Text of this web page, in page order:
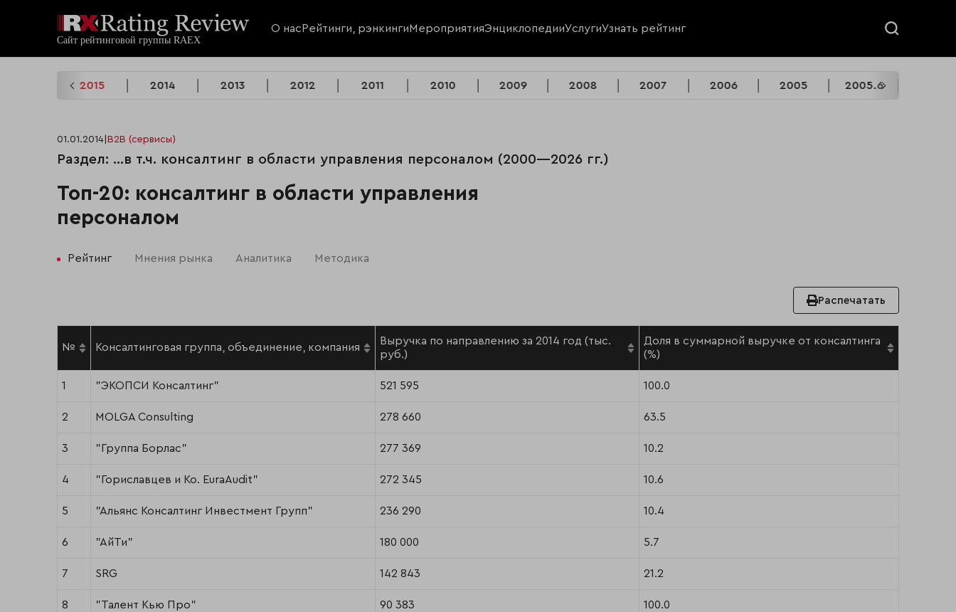
О нас Рейтинги, рэнкингиМероприятияЭнциклопедииУслугиУзнать рейтинг
2015 2014 2013 2012 2011 2010 2009 2008 2007 2006 2005 2005.6
01.01.2014 B2B (сервисы)
Раздел: …в т.ч. консалтинг в области управления персоналом (2000—2026 гг.)
Топ-20: консалтинг в области управления
персоналом
Рейтинг Мнения рынка Аналитика Методика
Распечатать
№ Консалтинговая группа, объединение, компания
Выручка по направлению за 2014 год (тыс.
руб.)
Доля в суммарной выручке от консалтинга
(%)
1 "ЭКОПСИ Консалтинг" 521 595 100.0
2 MOLGA Consulting 278 660 63.5
3 "Группа Борлас" 277 369 10.2
4 "Гориславцев и Ко. EuraAudit" 272 345 10.6
5 "Альянс Консалтинг Инвестмент Групп" 236 290 10.4
6 "АйТи" 180 000 5.7
7 SRG 142 843 21.2
8 "Талент Кью Про" 90 383 100.0